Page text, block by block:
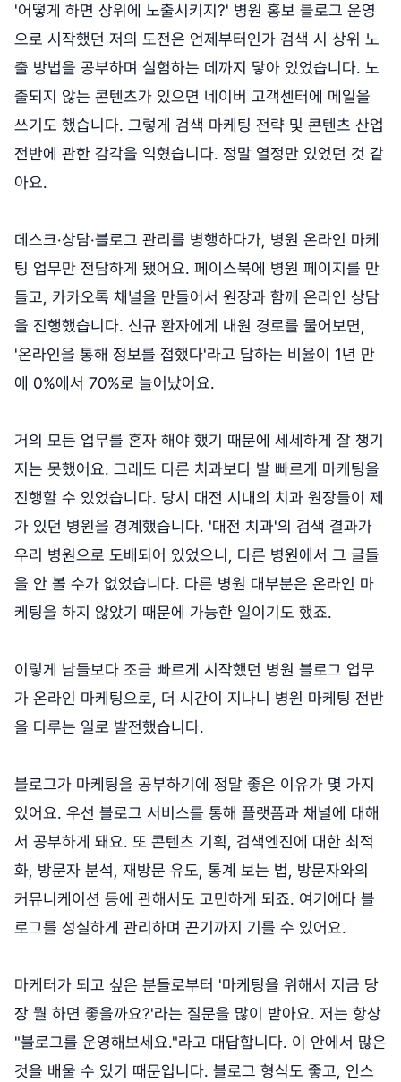
'어떻게 하면 상위에 노출시키지?' 병원 홍보 블로그 운영
으로 시작했던 저의 도전은 언제부터인가 검색 시 상위 노
출 방법을 공부하며 실험하는 데까지 닿아 있었습니다. 노
출되지 않는 콘텐츠가 있으면 네이버 고객센터에 메일을
쓰기도 했습니다. 그렇게 검색 마케팅 전략 및 콘텐츠 산업
전반에 관한 감각을 익혔습니다. 정말 열정만 있었던 것 같
아요.
데스크·상담·블로그 관리를 병행하다가, 병원 온라인 마케
팅 업무만 전담하게 됐어요. 페이스북에 병원 페이지를 만
들고, 카카오톡 채널을 만들어서 원장과 함께 온라인 상담
을 진행했습니다. 신규 환자에게 내원 경로를 물어보면,
'온라인을 통해 정보를 접했다'라고 답하는 비율이 1년 만
에 0%에서 70%로 늘어났어요.
거의 모든 업무를 혼자 해야 했기 때문에 세세하게 잘 챙기
지는 못했어요. 그래도 다른 치과보다 발 빠르게 마케팅을
진행할 수 있었습니다. 당시 대전 시내의 치과 원장들이 제
가 있던 병원을 경계했습니다. '대전 치과'의 검색 결과가
우리 병원으로 도배되어 있었으니, 다른 병원에서 그 글들
을 안 볼 수가 없었습니다. 다른 병원 대부분은 온라인 마
케팅을 하지 않았기 때문에 가능한 일이기도 했죠.
이렇게 남들보다 조금 빠르게 시작했던 병원 블로그 업무
가 온라인 마케팅으로, 더 시간이 지나니 병원 마케팅 전반
을 다루는 일로 발전했습니다.
블로그가 마케팅을 공부하기에 정말 좋은 이유가 몇 가지
있어요. 우선 블로그 서비스를 통해 플랫폼과 채널에 대해
서 공부하게 돼요. 또 콘텐츠 기획, 검색엔진에 대한 최적
화, 방문자 분석, 재방문 유도, 통계 보는 법, 방문자와의
커뮤니케이션 등에 관해서도 고민하게 되죠. 여기에다 블
로그를 성실하게 관리하며 끈기까지 기를 수 있어요.
마케터가 되고 싶은 분들로부터 '마케팅을 위해서 지금 당
장 뭘 하면 좋을까요?'라는 질문을 많이 받아요. 저는 항상
"블로그를 운영해보세요."라고 대답합니다. 이 안에서 많은
것을 배울 수 있기 때문입니다. 블로그 형식도 좋고, 인스